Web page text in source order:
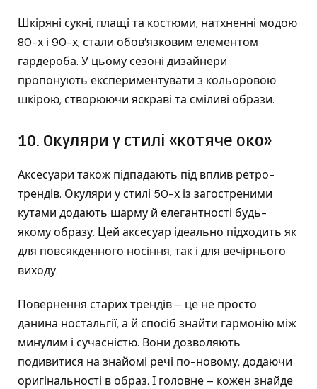
Шкіряні сукні, плащі та костюми, натхненні модою
80-х і 90-х, стали обов’язковим елементом
гардероба. У цьому сезоні дизайнери
пропонують експериментувати з кольоровою
шкірою, створюючи яскраві та сміливі образи.
10. Окуляри у стилі «котяче око»
Аксесуари також підпадають під вплив ретро-
трендів. Окуляри у стилі 50-х із загостреними
кутами додають шарму й елегантності будь-
якому образу. Цей аксесуар ідеально підходить як
для повсякденного носіння, так і для вечірнього
виходу.
Повернення старих трендів – це не просто
данина ностальгії, а й спосіб знайти гармонію між
минулим і сучасністю. Вони дозволяють
подивитися на знайомі речі по-новому, додаючи
оригінальності в образ. І головне – кожен знайде